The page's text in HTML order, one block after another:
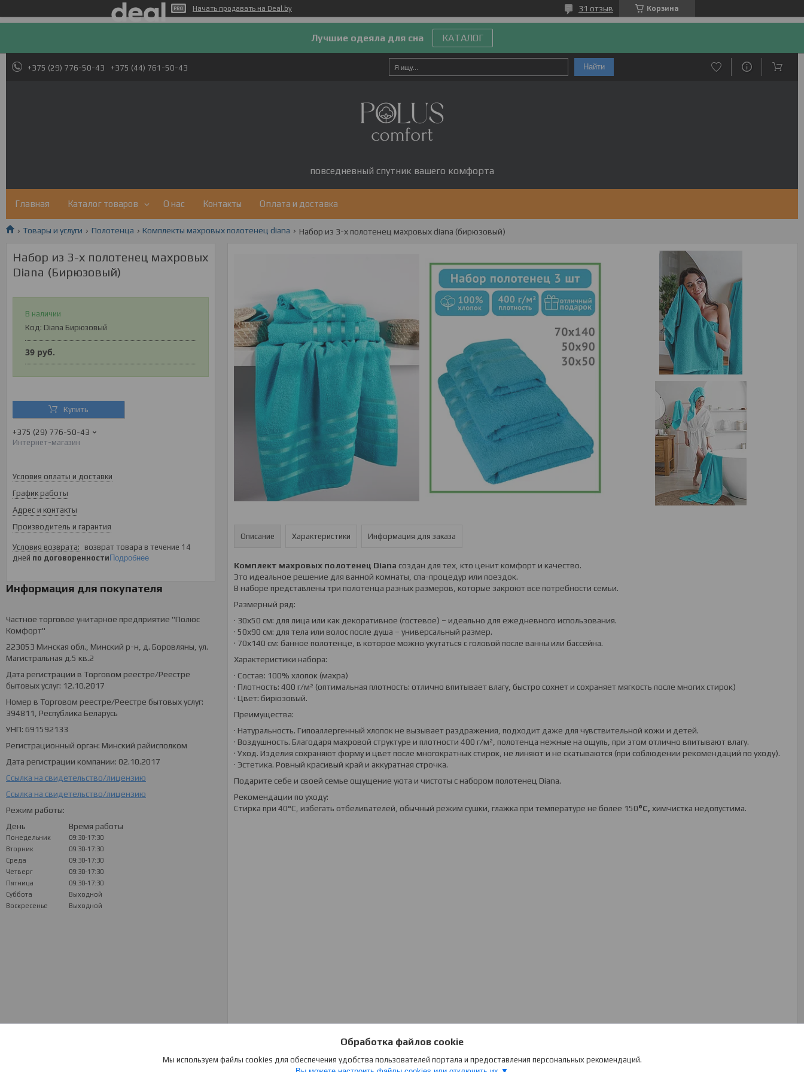
Начать продавать на Deal.by Корзина
31 отзыв
Лучшие одеяла для сна КАТАЛОГ
+375 (29) 776-50-43 +375 (44) 761-50-43 Найти
повседневный спутник вашего комфорта
Главная Каталог товаров О нас Контакты Оплата и доставка
Товары и услуги Полотенца Комплекты махровых полотенец diana Набор из 3-х полотенец махровых diana (бирюзовый)
Набор из 3-х полотенец махровых
Diana (Бирюзовый)
В наличии
Код: Diana Бирюзовый
39 руб.
Купить
+375 (29) 776-50-43
Интернет-магазин
Условия оплаты и доставки
График работы
Адрес и контакты
Производитель и гарантия
возврат товара в течение 14
дней по договоренностиПодробнее
Информация для покупателя
Частное торговое унитарное предприятие "Полюс
Комфорт"
223053 Минская обл., Минский р-н, д. Боровляны, ул.
Магистральная д.5 кв.2
Дата регистрации в Торговом реестре/Реестре
бытовых услуг: 12.10.2017
Номер в Торговом реестре/Реестре бытовых услуг:
394811, Республика Беларусь
УНП: 691592133
Регистрационный орган: Минский райисполком
Дата регистрации компании: 02.10.2017
Ссылка на свидетельство/лицензию
Ссылка на свидетельство/лицензию
Режим работы:
День
Время работы
Понедельник
09:30-17:30
Вторник
09:30-17:30
Среда
09:30-17:30
Четверг
09:30-17:30
Пятница
09:30-17:30
Суббота
Выходной
Воскресенье
Выходной
Описание Характеристики Информация для заказа
Комплект махровых полотенец Diana создан для тех, кто ценит комфорт и качество.
Это идеальное решение для ванной комнаты, спа-процедур или поездок.
В наборе представлены три полотенца разных размеров, которые закроют все потребности семьи.
Размерный ряд:
· 30х50 см: для лица или как декоративное (гостевое) – идеально для ежедневного использования.
· 50х90 см: для тела или волос после душа – универсальный размер.
· 70х140 см: банное полотенце, в которое можно укутаться с головой после ванны или бассейна.
Характеристики набора:
· Состав: 100% хлопок (махра)
· Плотность: 400 г/м² (оптимальная плотность: отлично впитывает влагу, быстро сохнет и сохраняет мягкость после многих стирок)
· Цвет: бирюзовый.
Преимущества:
· Натуральность. Гипоаллергенный хлопок не вызывает раздражения, подходит даже для чувствительной кожи и детей.
· Воздушность. Благодаря махровой структуре и плотности 400 г/м², полотенца нежные на ощупь, при этом отлично впитывают влагу.
· Уход. Изделия сохраняют форму и цвет после многократных стирок, не линяют и не скатываются (при соблюдении рекомендаций по уходу).
· Эстетика. Ровный красивый край и аккуратная строчка.
Подарите себе и своей семье ощущение уюта и чистоты с набором полотенец Diana.
Рекомендации по уходу:
Стирка при 40°C, избегать отбеливателей, обычный режим сушки, глажка при температуре не более 150°C, химчистка недопустима.
Обработка файлов cookie
Мы используем файлы cookies для обеспечения удобства пользователей портала и предоставления персональных рекомендаций.